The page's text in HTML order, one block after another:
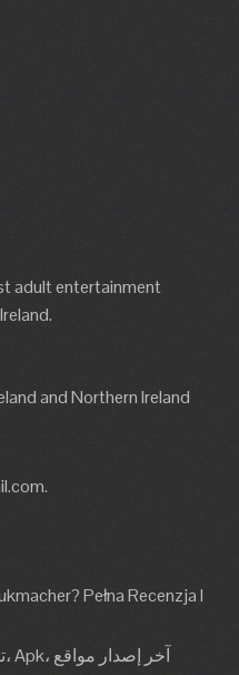
adult entertainment
and Northern Ireland
Pełna Recenzja I